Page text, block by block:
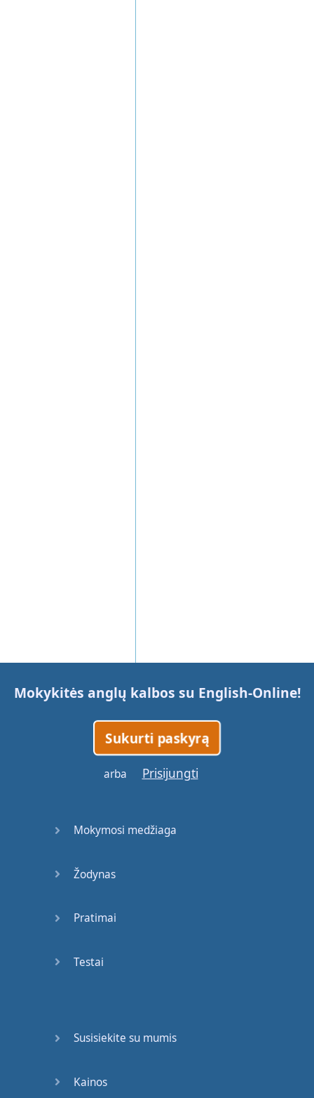
Mokykitės anglų kalbos su English-Online!
Sukurti paskyrą
arba Prisijungti
Mokymosi medžiaga
Žodynas
Pratimai
Testai
Susisiekite su mumis
Kainos